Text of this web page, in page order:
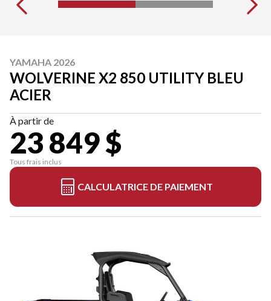
YAMAHA 2026
WOLVERINE X2 850 UTILITY BLEU
ACIER
À partir de
23 849 $
Tous frais inclus
CALCULATRICE DE PAIEMENT